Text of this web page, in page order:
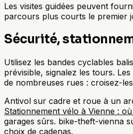
Les visites guidées peuvent
parcours plus courts le premier
Sécurité,
Utilisez les bandes cyclables
prévisible, signalez les tours.
de nombreuses rues : croisez-
Antivol sur cadre et roue à un
Stationnement vélo à Vienne :
garages sûrs. bike-theft-vienna
choix de cadenas.